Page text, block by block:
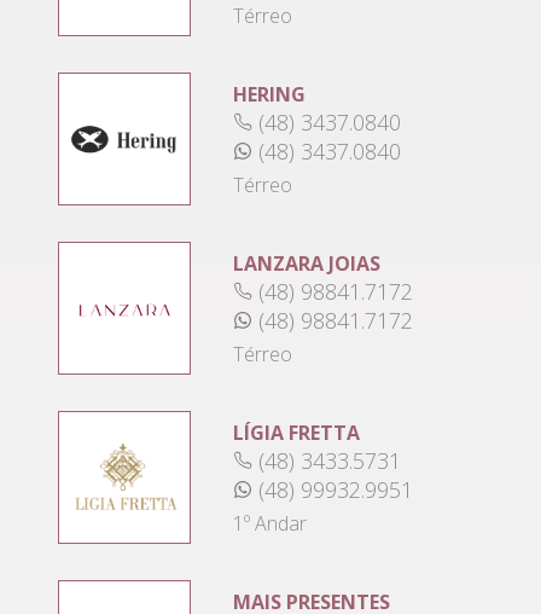
Térreo
HERING
(48) 3437.0840
(48) 3437.0840
Térreo
LANZARA JOIAS
(48) 98841.7172
(48) 98841.7172
Térreo
LÍGIA FRETTA
(48) 3433.5731
(48) 99932.9951
1º Andar
MAIS PRESENTES